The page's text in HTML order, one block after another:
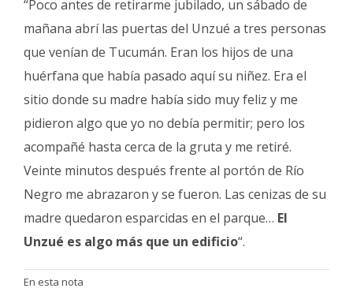
“Poco antes de retirarme jubilado, un sábado de
mañana abrí las puertas del Unzué a tres personas
que venían de Tucumán. Eran los hijos de una
huérfana que había pasado aquí su niñez. Era el
sitio donde su madre había sido muy feliz y me
pidieron algo que yo no debía permitir; pero los
acompañé hasta cerca de la gruta y me retiré.
Veinte minutos después frente al portón de Río
Negro me abrazaron y se fueron. Las cenizas de su
madre quedaron esparcidas en el parque… El
Unzué es algo más que un edificio“.
En esta nota